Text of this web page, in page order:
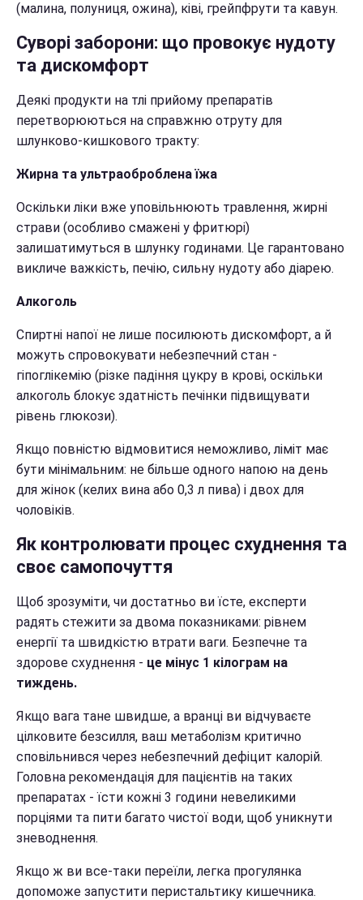
(малина, полуниця, ожина), ківі, грейпфрути та кавун.
Суворі заборони: що провокує нудоту
та дискомфорт
Деякі продукти на тлі прийому препаратів
перетворюються на справжню отруту для
шлунково-кишкового тракту:
Жирна та ультраоброблена їжа
Оскільки ліки вже уповільнюють травлення, жирні
страви (особливо смажені у фритюрі)
залишатимуться в шлунку годинами. Це гарантовано
викличе важкість, печію, сильну нудоту або діарею.
Алкоголь
Спиртні напої не лише посилюють дискомфорт, а й
можуть спровокувати небезпечний стан -
гіпоглікемію (різке падіння цукру в крові, оскільки
алкоголь блокує здатність печінки підвищувати
рівень глюкози).
Якщо повністю відмовитися неможливо, ліміт має
бути мінімальним: не більше одного напою на день
для жінок (келих вина або 0,3 л пива) і двох для
чоловіків.
Як контролювати процес схуднення та
своє самопочуття
Щоб зрозуміти, чи достатньо ви їсте, експерти
радять стежити за двома показниками: рівнем
енергії та швидкістю втрати ваги. Безпечне та
здорове схуднення - це мінус 1 кілограм на
тиждень.
Якщо вага тане швидше, а вранці ви відчуваєте
цілковите безсилля, ваш метаболізм критично
сповільнився через небезпечний дефіцит калорій.
Головна рекомендація для пацієнтів на таких
препаратах - їсти кожні 3 години невеликими
порціями та пити багато чистої води, щоб уникнути
зневоднення.
Якщо ж ви все-таки переїли, легка прогулянка
допоможе запустити перистальтику кишечника.